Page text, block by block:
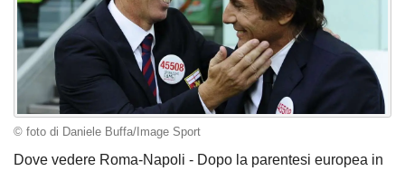
© foto di Daniele Buffa/Image Sport
Dove vedere Roma-Napoli - Dopo la parentesi europea in